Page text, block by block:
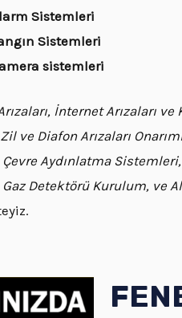
Sistemleri
Sistemleri
sistemleri
İnternet Arızaları
ve Diafon Arızaları
Çevre Aydınlatma
Gaz Detektörü Kurulum, ve